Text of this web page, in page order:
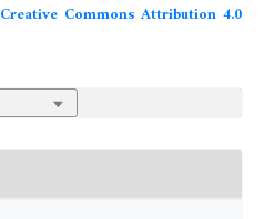
Creative Commons Attribution 4.0